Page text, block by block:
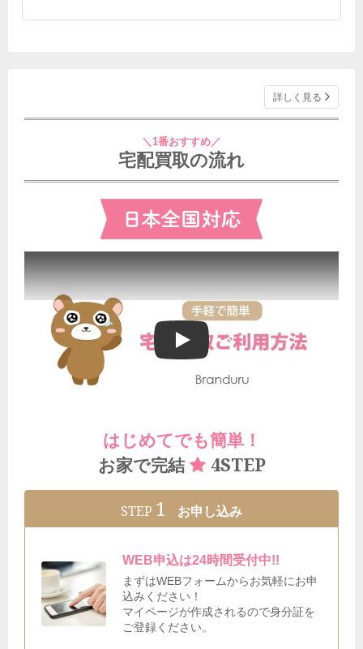
詳しく見る
＼1番おすすめ／
宅配買取の流れ
ブランドゥールの宅配買取ご利用方法
はじめてでも簡単！
お家で完結
4STEP
STEP 1 お申し込み
WEB申込は24時間受付中!!
まずはWEBフォームからお気軽にお申
込みください！
マイページが作成されるので身分証を
ご登録ください。